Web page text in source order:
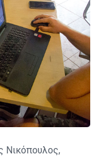
Νικόπουλος,